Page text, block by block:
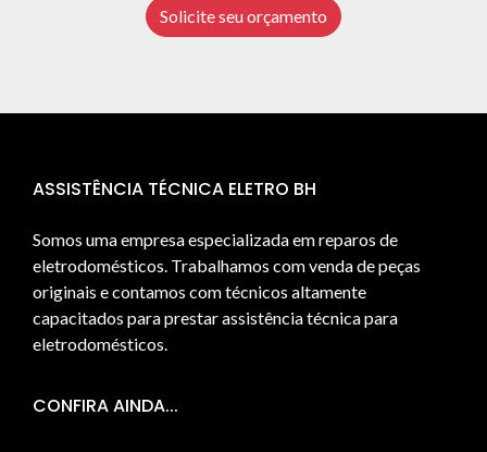
Solicite seu orçamento
ASSISTÊNCIA TÉCNICA ELETRO BH
Somos uma empresa especializada em reparos de
eletrodomésticos. Trabalhamos com venda de peças
originais e contamos com técnicos altamente
capacitados para prestar assistência técnica para
eletrodomésticos.
CONFIRA AINDA...